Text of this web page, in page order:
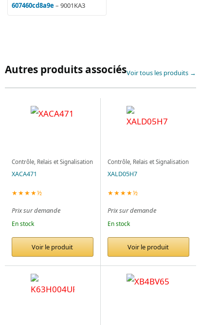
607460cd8a9e– 9001KA3
Autres produits associésVoir tous les produits →
Contrôle, Relais et Signalisation
XACA471
★★★★½
Prix sur demande
En stock
Voir le produit
Contrôle, Relais et Signalisation
XALD05H7
★★★★½
Prix sur demande
En stock
Voir le produit